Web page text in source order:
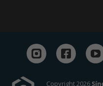
Copyright 2026